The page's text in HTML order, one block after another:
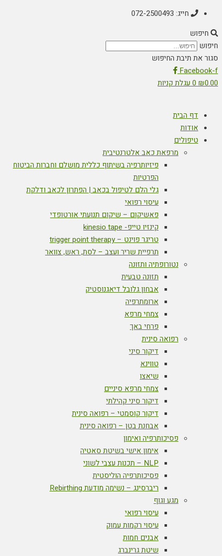
חייג: 072-2500493
חיפוש
חיפוש
סגור את תיבת החיפוש
Facebook-f
₪0.00
0 עגלת קניות
דף הבית
אודות
טיפולים
מרפאת כאב אלטרנטיבית
פיזיותרפיה בשיתוף כללית מושלם וחברות הביטוח
הפרטיות
גלי הלם לטיפול בכאב | הפתרון לכאב ודלקת
עיסוי רפואי
פאשיקום – שיקום תנועתי אורטופדי
קינזיו טייפ- kinesio tape
טריגר פוינט – trigger point therapy
תרפיית שריר ועצב – לסת, ראש, צוואר
נטורופתיה ותזונה
תזונה טבעית
אבחון גלובל דיאגנוסטיק
ארומתרפיה
צמחי מרפא
פרחי באך
רפואה סינית
דיקור סיני
טווינא
שיאצו
צמחי מרפא סיניים
דיקור סיני קהילתי
דיקור קוסמטי – רפואה סינית
אבחנת בטן – רפואה סינית
פסיכותרפיה ואימון
אימון אישי בשיטת סאטיה
NLP – תכנות עצבי לשוני
פסיכותרפיה הוליסטית
ריברסינג – נשימה מודעת Rebirthing
מגע וגוף
עיסוי רפואי
עיסוי רקמות עמוק
אבנים חמות
שיטת גרינברג